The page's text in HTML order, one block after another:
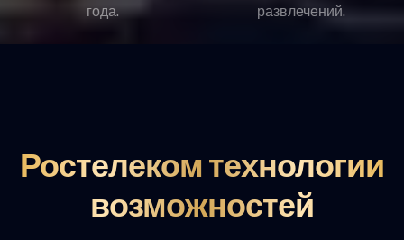
года.
развлечений.
Ростелеком технологии
возможностей